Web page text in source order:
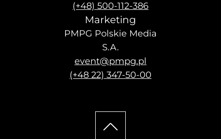
(+48) 500-112-386
Marketing
PMPG Polskie Media
S.A.
event@pmpg.pl
(+48 22) 347-50-00